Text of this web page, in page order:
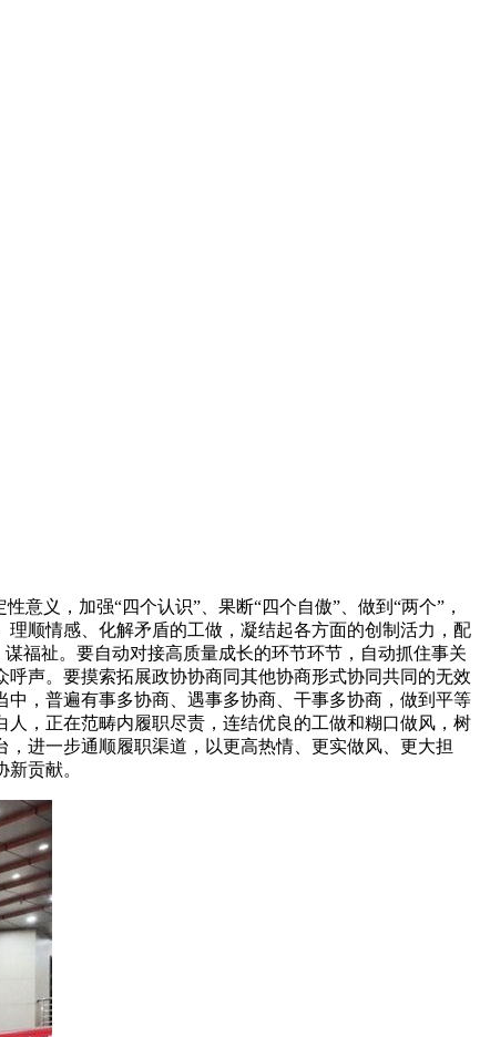
义，加强“四个认识”、果断“四个自傲”、做到“两个”，
顺情感、化解矛盾的工做，凝结起各方面的创制活力，配
福祉。要自动对接高质量成长的环节环节，自动抓住事关
声。要摸索拓展政协协商同其他协商形式协同共同的无效
，普遍有事多协商、遇事多协商、干事多协商，做到平等
，正在范畴内履职尽责，连结优良的工做和糊口做风，树
进一步通顺履职渠道，以更高热情、更实做风、更大担
贡献。